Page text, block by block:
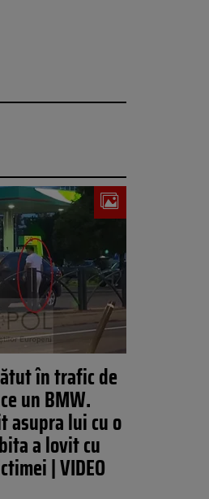
în trafic de
un BMW.
asupra lui cu o
a lovit cu
| VIDEO